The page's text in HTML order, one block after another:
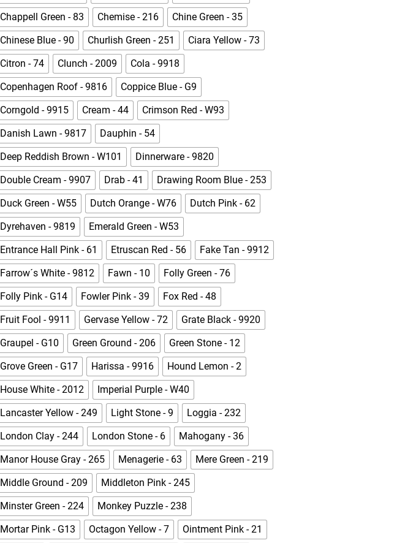
Chappell Green - 83
Chemise - 216
Chine Green - 35
Chinese Blue - 90
Churlish Green - 251
Ciara Yellow - 73
Citron - 74
Clunch - 2009
Cola - 9918
Copenhagen Roof - 9816
Coppice Blue - G9
Corngold - 9915
Cream - 44
Crimson Red - W93
Danish Lawn - 9817
Dauphin - 54
Deep Reddish Brown - W101
Dinnerware - 9820
Double Cream - 9907
Drab - 41
Drawing Room Blue - 253
Duck Green - W55
Dutch Orange - W76
Dutch Pink - 62
Dyrehaven - 9819
Emerald Green - W53
Entrance Hall Pink - 61
Etruscan Red - 56
Fake Tan - 9912
Farrow´s White - 9812
Fawn - 10
Folly Green - 76
Folly Pink - G14
Fowler Pink - 39
Fox Red - 48
Fruit Fool - 9911
Gervase Yellow - 72
Grate Black - 9920
Graupel - G10
Green Ground - 206
Green Stone - 12
Grove Green - G17
Harissa - 9916
Hound Lemon - 2
House White - 2012
Imperial Purple - W40
Lancaster Yellow - 249
Light Stone - 9
Loggia - 232
London Clay - 244
London Stone - 6
Mahogany - 36
Manor House Gray - 265
Menagerie - 63
Mere Green - 219
Middle Ground - 209
Middleton Pink - 245
Minster Green - 224
Monkey Puzzle - 238
Mortar Pink - G13
Octagon Yellow - 7
Ointment Pink - 21